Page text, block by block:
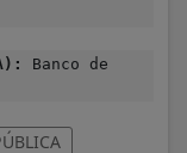
Banco de